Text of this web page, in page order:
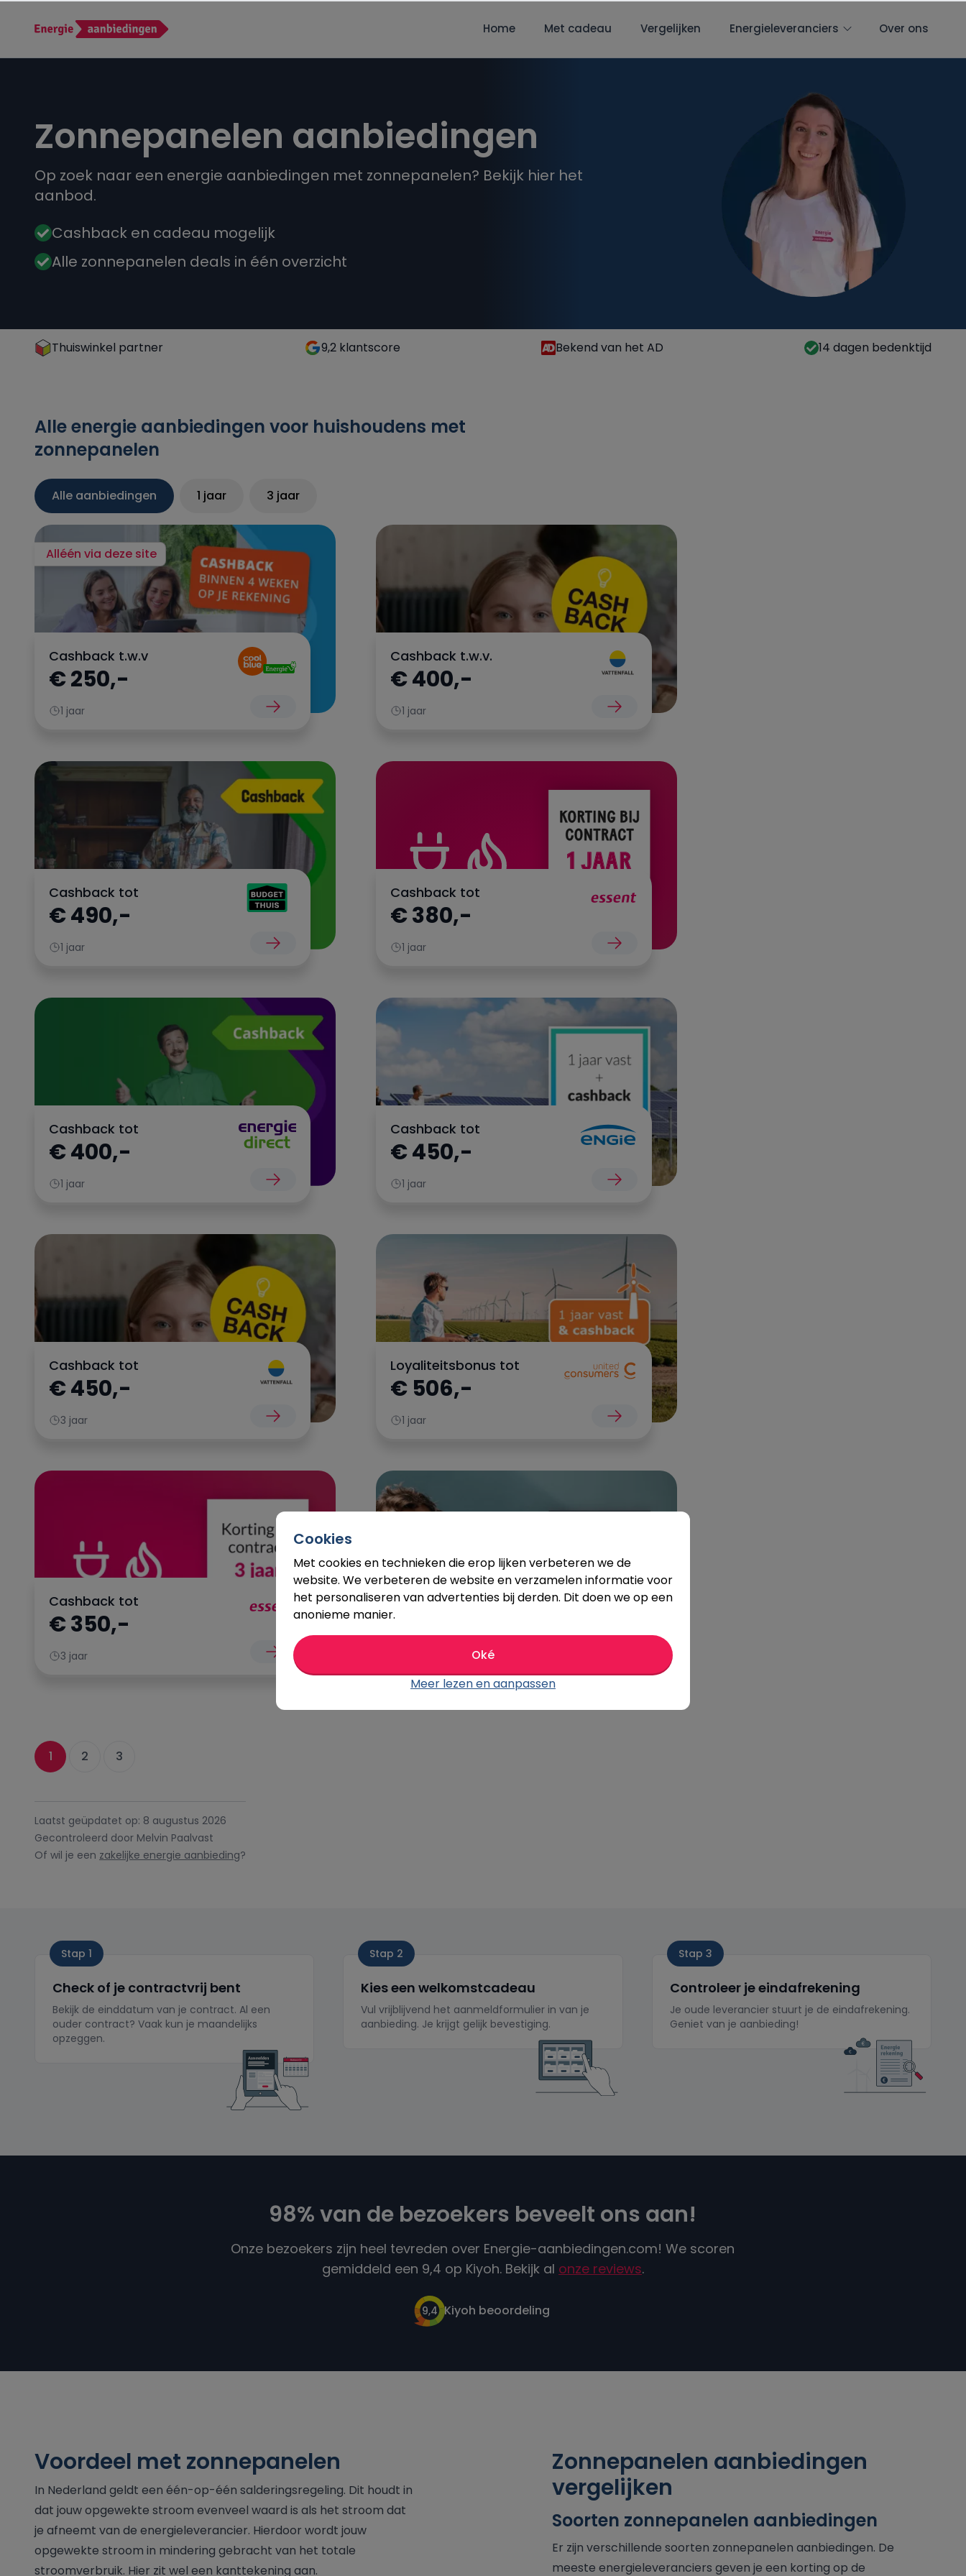
Cookies
Met cookies en technieken die erop lijken verbeteren we de
website. We verbeteren de website en verzamelen informatie voor
het personaliseren van advertenties bij derden. Dit doen we op een
anonieme manier.
Oké
Meer lezen en aanpassen
Home Met cadeau Vergelijken Energieleveranciers Over ons
Zonnepanelen aanbiedingen
Op zoek naar een energie aanbiedingen met zonnepanelen? Bekijk hier het
aanbod.
Cashback en cadeau mogelijk
Alle zonnepanelen deals in één overzicht
Thuiswinkel partner 9,2 klantscore Bekend van het AD 14 dagen bedenktijd
Alle energie aanbiedingen voor huishoudens met
zonnepanelen
Alle aanbiedingen 1 jaar 3 jaar
Alléén via deze site
Cashback t.w.v
€ 250,-
1 jaar
Cashback t.w.v.
€ 400,-
1 jaar
Cashback tot
€ 490,-
1 jaar
Cashback tot
€ 380,-
1 jaar
Cashback tot
€ 400,-
1 jaar
Cashback tot
€ 450,-
1 jaar
Cashback tot
€ 450,-
3 jaar
Loyaliteitsbonus tot
€ 506,-
1 jaar
Cashback tot
€ 350,-
3 jaar
Cashback tot
€ 430,-
1 2 3
Laatst geüpdatet op: 8 augustus 2026
Gecontroleerd door Melvin Paalvast
Of wil je een zakelijke energie aanbieding?
Stap 1
Check of je contractvrij bent
Bekijk de einddatum van je contract. Al een
ouder contract? Vaak kun je maandelijks
opzeggen.
Stap 2
Kies een welkomstcadeau
Vul vrijblijvend het aanmeldformulier in van je
aanbieding. Je krijgt gelijk bevestiging.
Stap 3
Controleer je eindafrekening
Je oude leverancier stuurt je de eindafrekening.
Geniet van je aanbieding!
98% van de bezoekers beveelt ons aan!
Onze bezoekers zijn heel tevreden over Energie-aanbiedingen.com! We scoren
gemiddeld een 9,4 op Kiyoh. Bekijk al onze reviews.
9,4 Kiyoh beoordeling
Voordeel met zonnepanelen
In Nederland geldt een één-op-één salderingsregeling. Dit houdt in
dat jouw opgewekte stroom evenveel waard is als het stroom dat
je afneemt van de energieleverancier. Hierdoor wordt jouw
opgewekte stroom in mindering gebracht van het totale
stroomverbruik. Hier zit wel een kanttekening aan.
Zonnepanelen aanbiedingen
vergelijken
Soorten zonnepanelen aanbiedingen
Er zijn verschillende soorten zonnepanelen aanbiedingen. De
meeste energieleveranciers geven je een korting op de